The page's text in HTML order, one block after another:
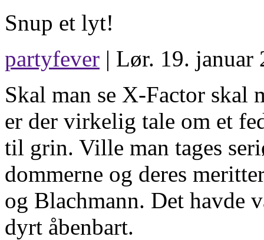
Snup et lyt!
partyfever | Lør. 19.
Skal man se X-Factor skal
er der virkelig tale om et
til grin. Ville man tages
dommerne og deres
og Blachmann. Det havde
dyrt åbenbart.